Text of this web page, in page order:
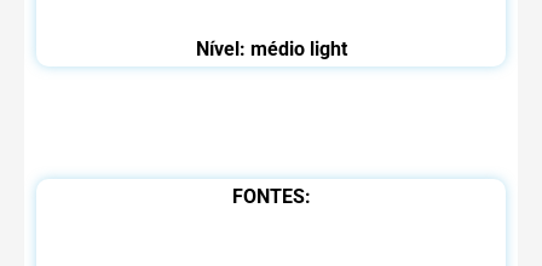
Nível: médio light
FONTES: